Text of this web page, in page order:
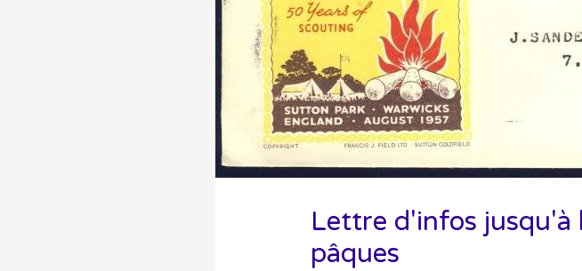
Lettre d'infos jusqu'à
pâques